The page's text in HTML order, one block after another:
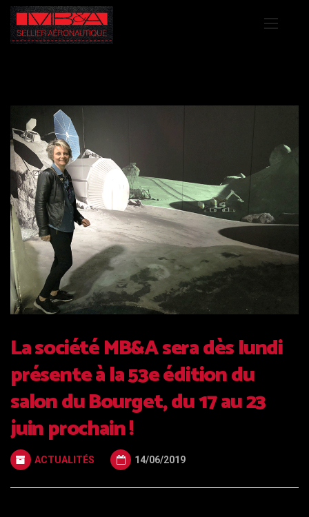
La société MB&A sera dès lundi
présente à la 53e édition du
salon du Bourget, du 17 au 23
juin prochain !
ACTUALITÉS 14/06/2019